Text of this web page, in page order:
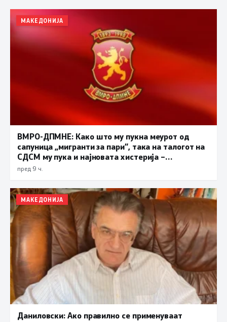
МАКЕДОНИЈА
ВМРО-ДПМНЕ: Како што му пукна меурот од
сапуница „мигранти за пари“, така на талогот на
СДСМ му пука и најновата хистерија –
прифаќање на француски предлог
пред 9 ч.
МАКЕДОНИЈА
Даниловски: Ако правилно се применуваат